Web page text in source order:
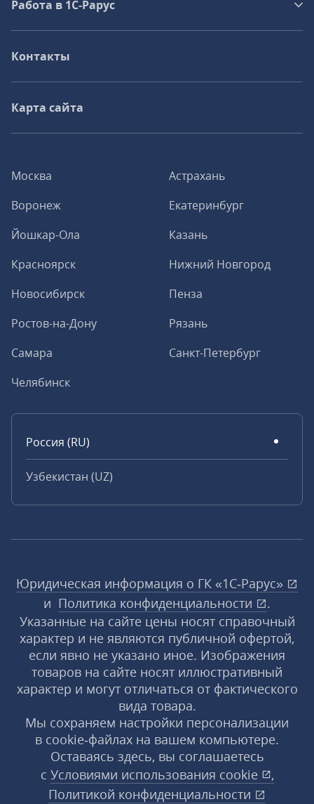
Москва
Астрахань
Воронеж
Екатеринбург
Йошкар-Ола
Казань
Красноярск
Нижний Новгород
Новосибирск
Пенза
Ростов-на-Дону
Рязань
Самара
Санкт-Петербург
Челябинск
Россия (RU)
Узбекистан (UZ)
Работа в 1С‑Рарус
Контакты
Карта сайта
Юридическая информация о ГК «1С‑Рарус»
и Политика конфиденциальности
.
Указанные на сайте цены носят справочный
характер и не являются публичной офертой,
если явно не указано иное. Изображения
товаров на сайте носят иллюстративный
характер и могут отличаться от фактического
вида товара.
Мы сохраняем настройки персонализации
в cookie‑файлах на вашем компьютере.
Оставаясь здесь, вы соглашаетесь
с Условиями использования cookie
,
Политикой конфиденциальности